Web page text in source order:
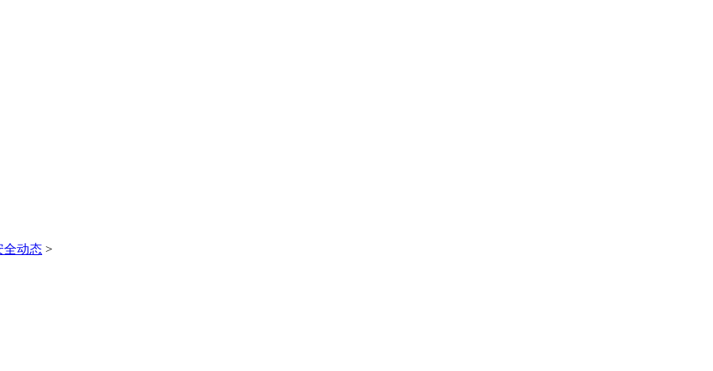
全动态 >